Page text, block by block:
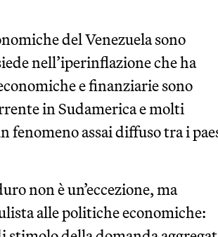
del Venezuela sono
nell’iperinflazione che ha
e finanziarie sono
in Sudamerica e molti
assai diffuso tra i
non è un’eccezione, ma
alle politiche economiche: